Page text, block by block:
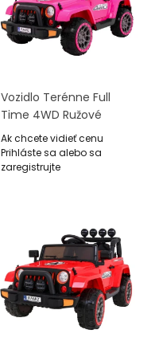
Vozidlo Terénne Full
Time 4WD Ružové
Ak chcete vidieť cenu
Prihláste sa alebo sa
zaregistrujte